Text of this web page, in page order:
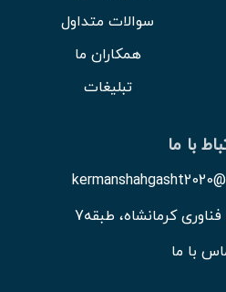
سوالات متداول
همکاران ما
تبلیغات
با ما
کرمانشاه، طبقه7
با ما